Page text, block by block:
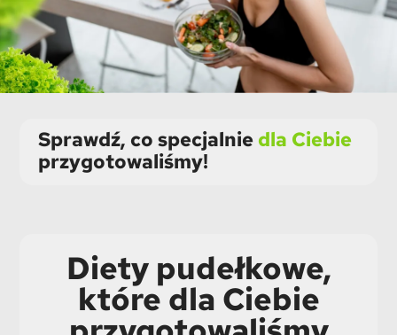
Sprawdź, co specjalnie dla Ciebie
przygotowaliśmy!
Diety pudełkowe,
które dla Ciebie